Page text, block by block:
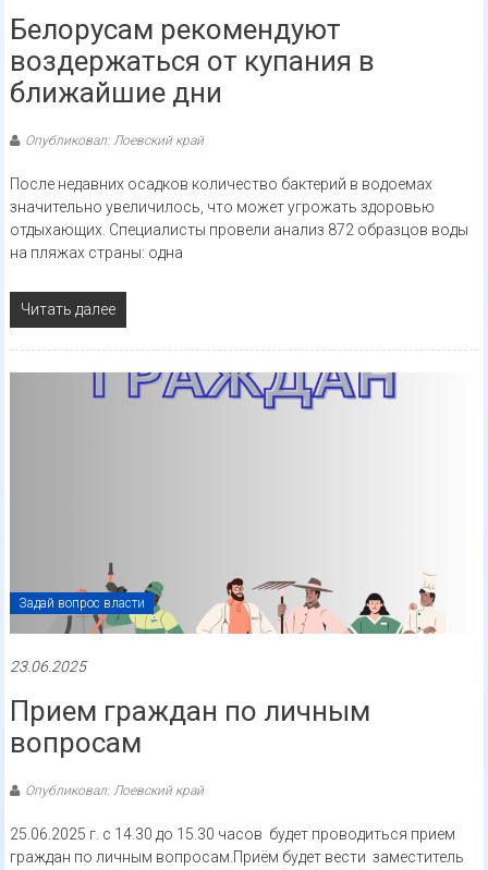
Белорусам рекомендуют
воздержаться от купания в
ближайшие дни
Опубликовал: Лоевский край
После недавних осадков количество бактерий в водоемах
значительно увеличилось, что может угрожать здоровью
отдыхающих. Специалисты провели анализ 872 образцов воды
на пляжах страны: одна
Читать далее
Задай вопрос власти
23.06.2025
Прием граждан по личным
вопросам
Опубликовал: Лоевский край
25.06.2025 г. с 14.30 до 15.30 часов будет проводиться прием
граждан по личным вопросам.Приём будет вести заместитель